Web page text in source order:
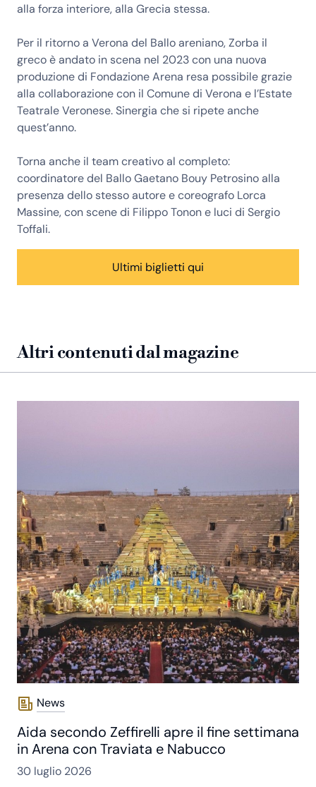
alla forza interiore, alla Grecia stessa.
Per il ritorno a Verona del Ballo areniano, Zorba il
greco è andato in scena nel 2023 con una nuova
produzione di Fondazione Arena resa possibile grazie
alla collaborazione con il Comune di Verona e l’Estate
Teatrale Veronese. Sinergia che si ripete anche
quest’anno.
Torna anche il team creativo al completo:
coordinatore del Ballo Gaetano Bouy Petrosino alla
presenza dello stesso autore e coreografo Lorca
Massine, con scene di Filippo Tonon e luci di Sergio
Toffali.
Ultimi biglietti qui
Altri contenuti dal magazine
News
Aida secondo Zeffirelli apre il fine settimana
in Arena con Traviata e Nabucco
30 luglio 2026